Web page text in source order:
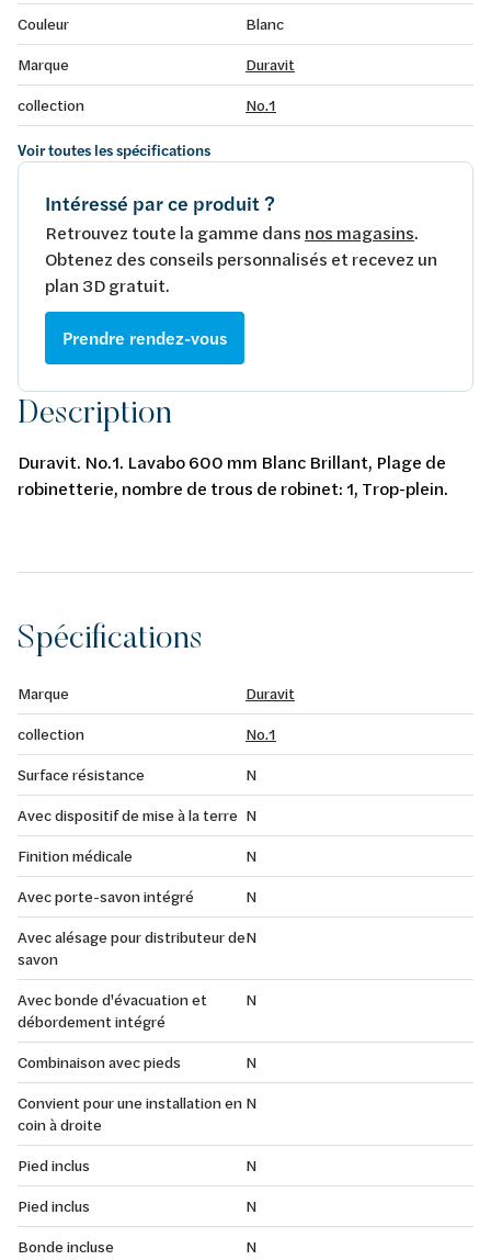
Couleur
Blanc
Marque
Duravit
collection
No.1
Voir toutes les spécifications
Intéressé par ce produit ?
Retrouvez toute la gamme dans nos magasins.
Obtenez des conseils personnalisés et recevez un
plan 3D gratuit.
Prendre rendez-vous
Description
Duravit. No.1. Lavabo 600 mm Blanc Brillant, Plage de
robinetterie, nombre de trous de robinet: 1, Trop-plein.
Spécifications
Marque
Duravit
collection
No.1
Surface résistance
N
Avec dispositif de mise à la terre N
Finition médicale
N
Avec porte-savon intégré
N
Avec alésage pour distributeur de
savon
N
Avec bonde d'évacuation et
débordement intégré
N
Combinaison avec pieds
N
Convient pour une installation en
coin à droite
N
Pied inclus
N
Pied inclus
N
Bonde incluse
N